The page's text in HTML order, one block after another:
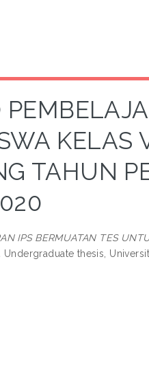
KELAS
TAHUN
IPS BERMUATAN TES
Undergraduate thesis,